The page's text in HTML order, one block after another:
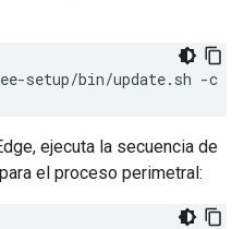
setup/bin/update.sh -
ejecuta la secuencia de
para el proceso perimetral: